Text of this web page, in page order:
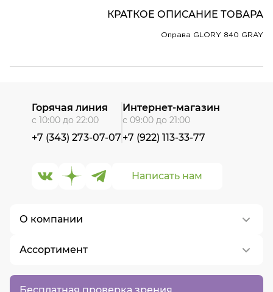
КРАТКОЕ ОПИСАНИЕ ТОВАРА
Оправа GLORY 840 GRAY
Бесплатная проверка зрения
О компании
О нас
Контакты
Ассортимент
Написать нам
Горячая линия
с 10:00 до 22:00
+7 (343) 273-07-07
Интернет-магазин
с 09:00 до 21:00
+7 (922) 113-33-77